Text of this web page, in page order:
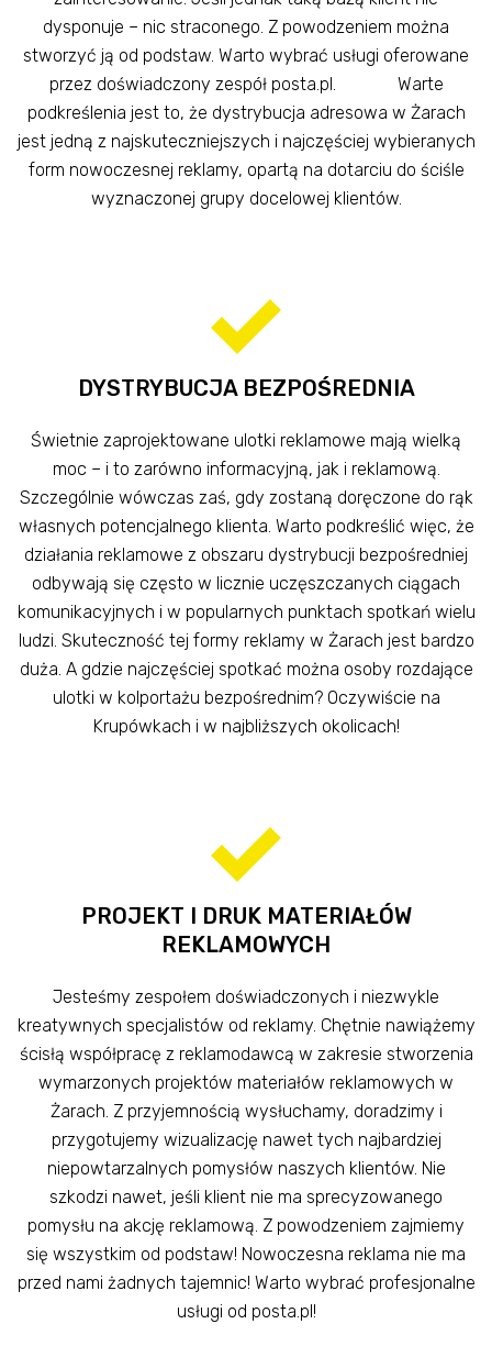
dysponuje – nic straconego. Z powodzeniem można
stworzyć ją od podstaw. Warto wybrać usługi oferowane
przez doświadczony zespół posta.pl. Warte
podkreślenia jest to, że dystrybucja adresowa w Żarach
jest jedną z najskuteczniejszych i najczęściej wybieranych
form nowoczesnej reklamy, opartą na dotarciu do ściśle
wyznaczonej grupy docelowej klientów.
DYSTRYBUCJA BEZPOŚREDNIA
Świetnie zaprojektowane ulotki reklamowe mają wielką
moc – i to zarówno informacyjną, jak i reklamową.
Szczególnie wówczas zaś, gdy zostaną doręczone do rąk
własnych potencjalnego klienta. Warto podkreślić więc, że
działania reklamowe z obszaru dystrybucji bezpośredniej
odbywają się często w licznie uczęszczanych ciągach
komunikacyjnych i w popularnych punktach spotkań wielu
ludzi. Skuteczność tej formy reklamy w Żarach jest bardzo
duża. A gdzie najczęściej spotkać można osoby rozdające
ulotki w kolportażu bezpośrednim? Oczywiście na
Krupówkach i w najbliższych okolicach!
PROJEKT I DRUK MATERIAŁÓW
REKLAMOWYCH
Jesteśmy zespołem doświadczonych i niezwykle
kreatywnych specjalistów od reklamy. Chętnie nawiążemy
ścisłą współpracę z reklamodawcą w zakresie stworzenia
wymarzonych projektów materiałów reklamowych w
Żarach. Z przyjemnością wysłuchamy, doradzimy i
przygotujemy wizualizację nawet tych najbardziej
niepowtarzalnych pomysłów naszych klientów. Nie
szkodzi nawet, jeśli klient nie ma sprecyzowanego
pomysłu na akcję reklamową. Z powodzeniem zajmiemy
się wszystkim od podstaw! Nowoczesna reklama nie ma
przed nami żadnych tajemnic! Warto wybrać profesjonalne
usługi od posta.pl!